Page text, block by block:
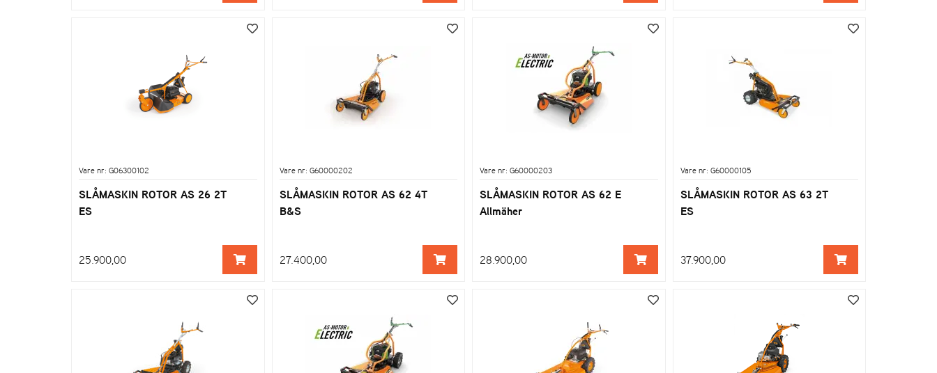
Vare nr: G06300102
SLÅMASKIN ROTOR AS 26 2T
ES
25.900,00
Vare nr: G60000202
SLÅMASKIN ROTOR AS 62 4T
B&S
27.400,00
Vare nr: G60000203
SLÅMASKIN ROTOR AS 62 E
Allmäher
28.900,00
Vare nr: G60000105
SLÅMASKIN ROTOR AS 63 2T
ES
37.900,00